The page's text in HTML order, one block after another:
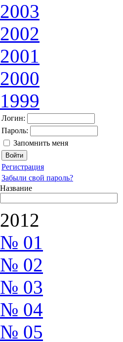
2003
2002
2001
2000
1999
Логин:
Пароль:
Запомнить меня
Регистрация
Забыли свой пароль?
Название
2012
№ 01
№ 02
№ 03
№ 04
№ 05